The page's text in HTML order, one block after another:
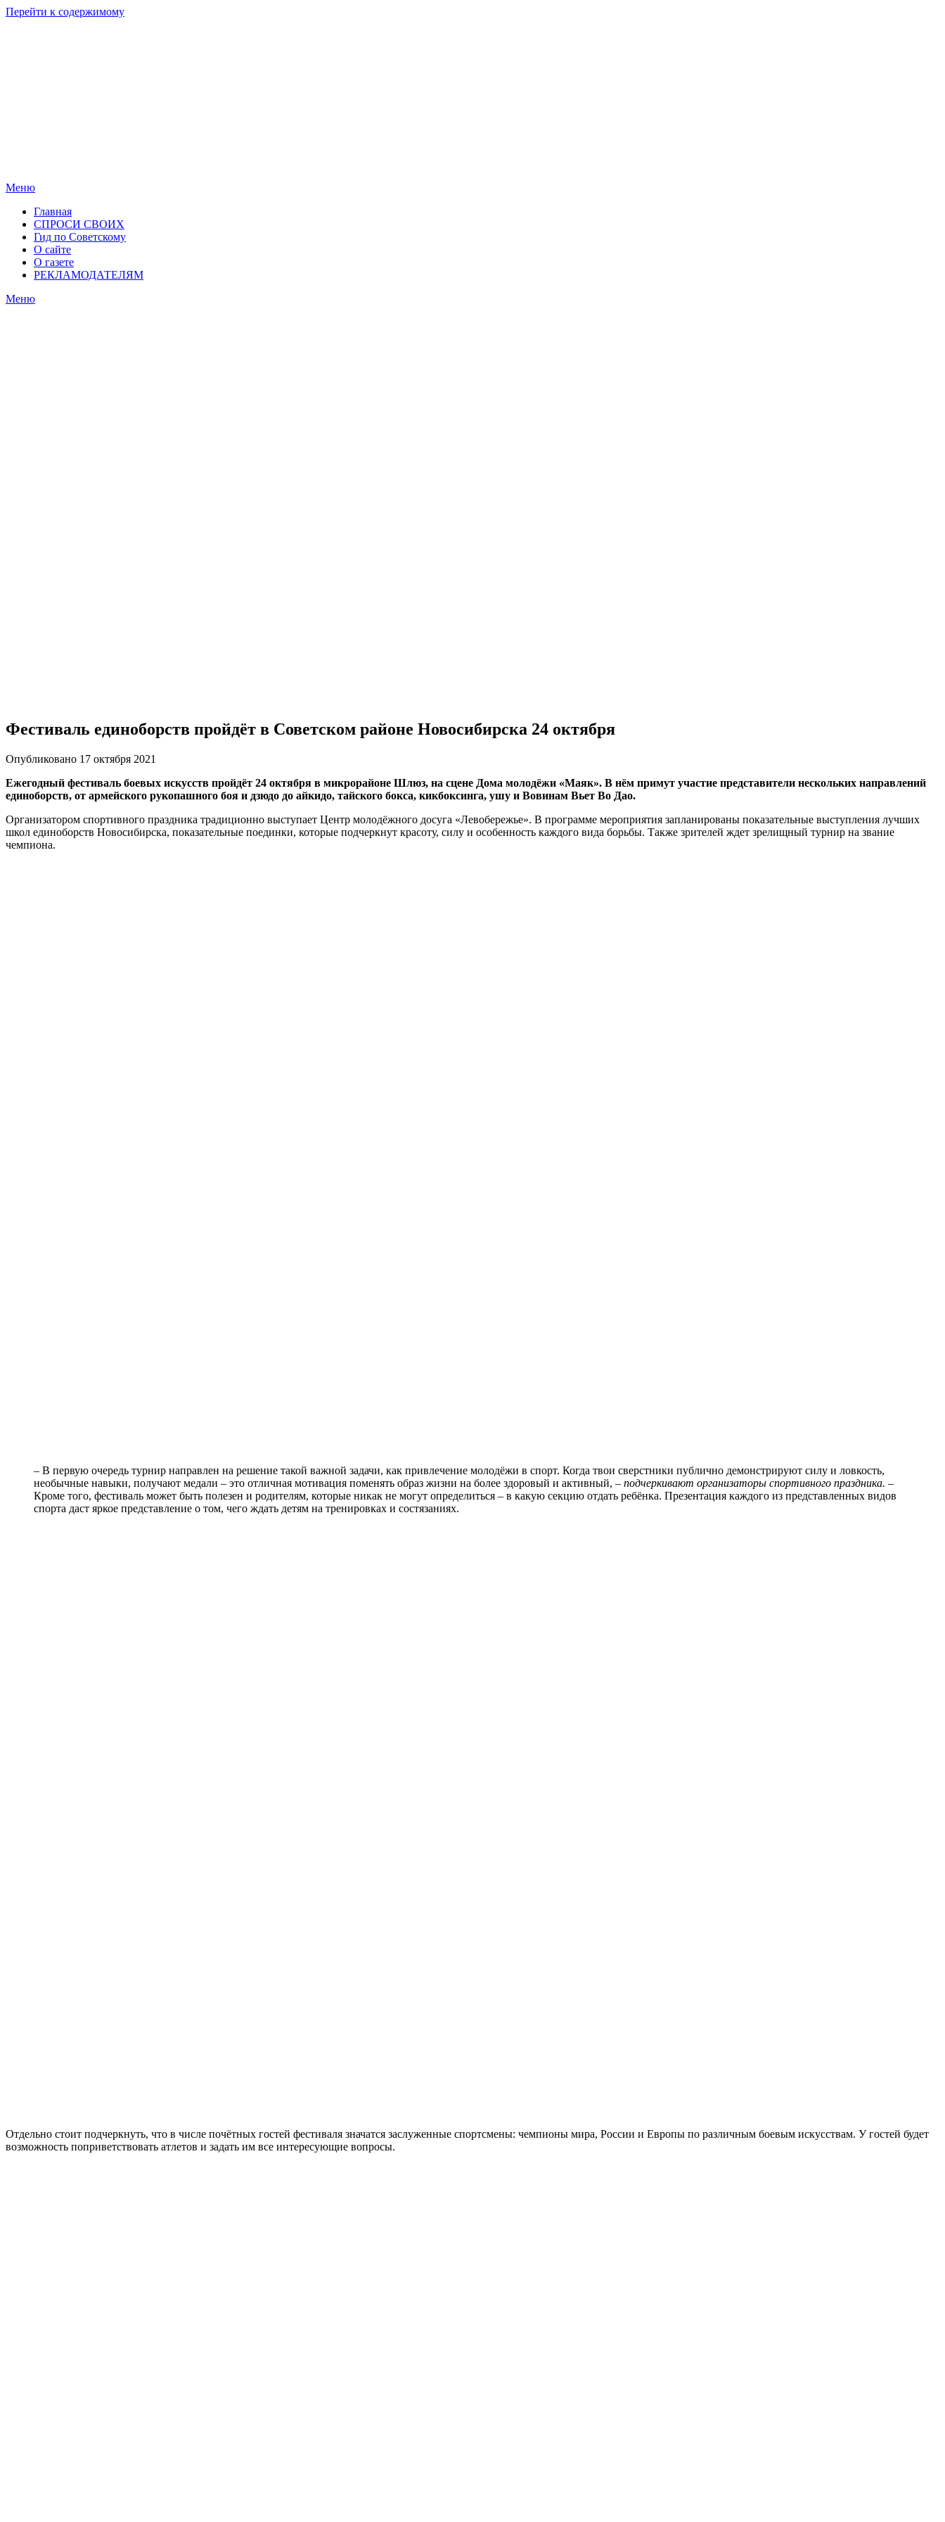
Перейти к содержимому
Меню
Главная
СПРОСИ СВОИХ
Гид по Советскому
О сайте
О газете
РЕКЛАМОДАТЕЛЯМ
Меню
Фестиваль единоборств пройдёт в Советском районе Новосибирска 24 октября
Опубликовано 17 октября 2021
Ежегодный фестиваль боевых искусств пройдёт 24 октября в микрорайоне Шлюз, на сцене Дома молодёжи «Маяк». В нём примут участие представители нескольких направлений
единоборств, от армейского рукопашного боя и дзюдо до айкидо, тайского бокса, кикбоксинга, ушу и Вовинам Вьет Во Дао.
Организатором спортивного праздника традиционно выступает Центр молодёжного досуга «Левобережье». В программе мероприятия запланированы показательные выступления лучших
школ единоборств Новосибирска, показательные поединки, которые подчеркнут красоту, силу и особенность каждого вида борьбы. Также зрителей ждет зрелищный турнир на звание
чемпиона.
– В первую очередь турнир направлен на решение такой важной задачи, как привлечение молодёжи в спорт. Когда твои сверстники публично демонстрируют силу и ловкость,
необычные навыки, получают медали – это отличная мотивация поменять образ жизни на более здоровый и активный, – подчеркивают организаторы спортивного праздника. –
Кроме того, фестиваль может быть полезен и родителям, которые никак не могут определиться – в какую секцию отдать ребёнка. Презентация каждого из представленных видов
спорта даст яркое представление о том, чего ждать детям на тренировках и состязаниях.
Отдельно стоит подчеркнуть, что в числе почётных гостей фестиваля значатся заслуженные спортсмены: чемпионы мира, России и Европы по различным боевым искусствам. У гостей будет
возможность поприветствовать атлетов и задать им все интересующие вопросы.